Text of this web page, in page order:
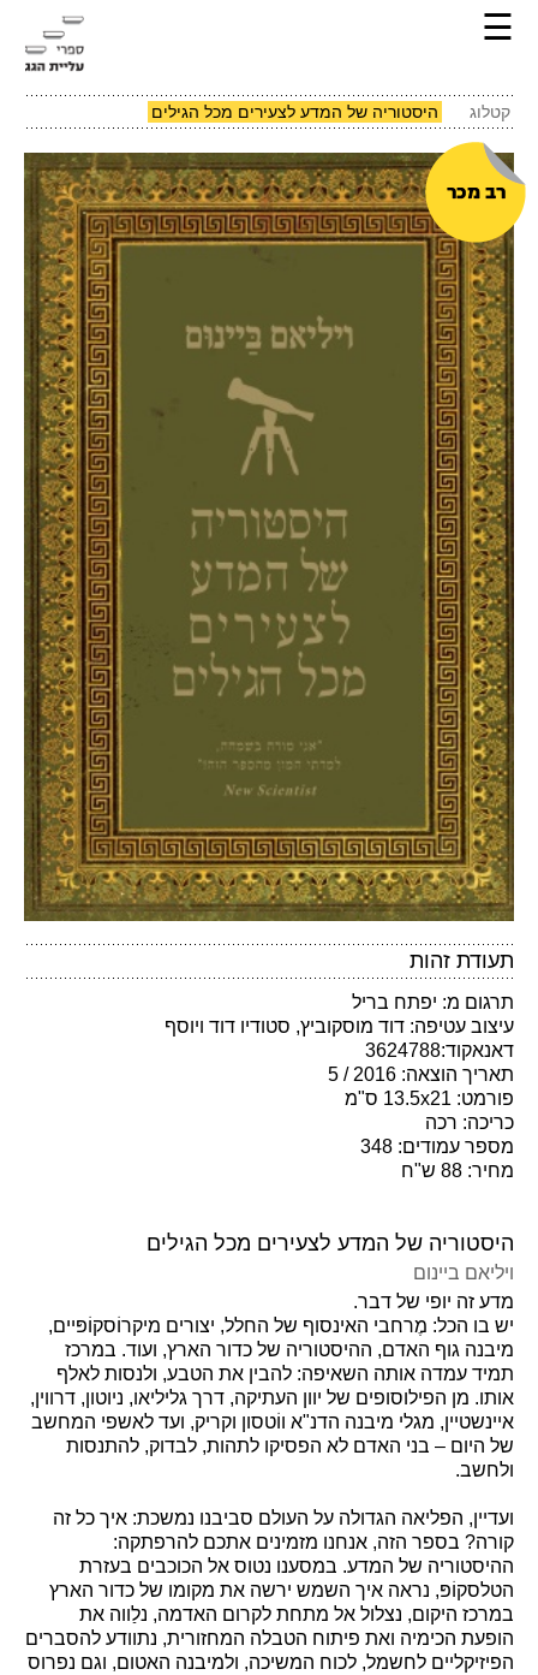
☰
קטלוג היסטוריה של המדע לצעירים מכל הגילים
תעודת זהות
תרגום מ: יפתח בריל
עיצוב עטיפה: דוד מוסקוביץ, סטודיו דוד ויוסף
דאנאקוד:3624788
תאריך הוצאה: 2016 / 5
פורמט: 13.5x21 ס"מ
כריכה: רכה
מספר עמודים: 348
מחיר: 88 ש"ח
היסטוריה של המדע לצעירים מכל הגילים
ויליאם ביינום
מדע זה יופי של דבר.
יש בו הכל: מֶרחבי האינסוף של החלל, יצורים מיקרוֹסקוֹפּיים,
מיבנה גוף האדם, ההיסטוריה של כדור הארץ, ועוד. במרכז
תמיד עמדה אותה השאיפה: להבין את הטבע, ולנסות לאלף
אותו. מן הפילוסופים של יוון העתיקה, דרך גליליאו, ניוטון, דרווין,
איינשטיין, מגלי מיבנה הדנ"א ווֹטסון וקריק, ועד לאשפי המחשב
של היום – בני האדם לא הפסיקו לתהות, לבדוק, להתנסות
ולחשב.
ועדיין, הפליאה הגדולה על העולם סביבנו נמשכת: איך כל זה
קורה? בספר הזה, אנחנו מזמינים אתכם להרפתקה:
ההיסטוריה של המדע. במסענו נטוס אל הכוכבים בעזרת
הטלסקוֹפּ, נראה איך השמש ירשה את מקומו של כדור הארץ
במרכז היקום, נצלול אל מתחת לקרום האדמה, נלַווה את
הופעת הכימיה ואת פיתוח הטבלה המחזורית, נתוודע להסברים
הפיזיקליים לחשמל, לכוח המשיכה, ולמיבנה האטום, וגם נפרוס